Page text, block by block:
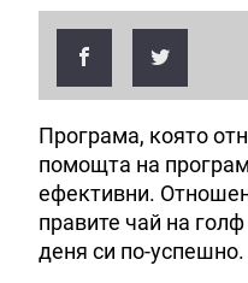
Програма, която
помощта на
ефективни.
правите чай на
деня си по-